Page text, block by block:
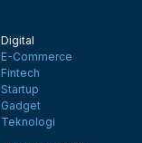
Digital
E-Commerce
Fintech
Startup
Gadget
Teknologi